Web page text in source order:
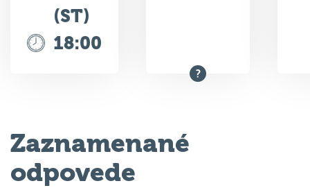
(ST)
18:00
Zaznamenané
odpovede